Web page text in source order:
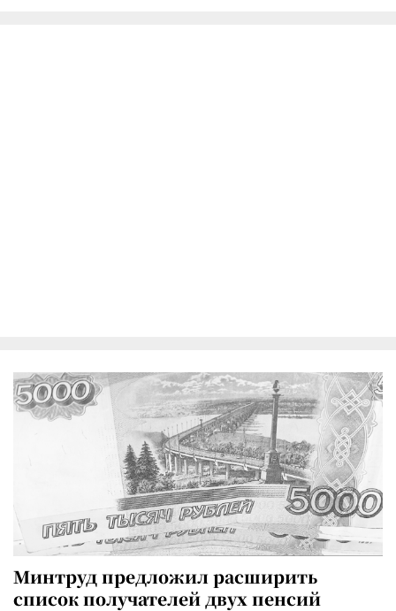
Минтруд предложил расширить
список получателей двух пенсий